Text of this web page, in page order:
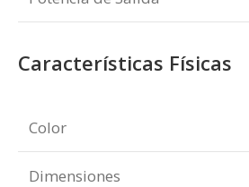
Características Físicas
Color
Dimensiones